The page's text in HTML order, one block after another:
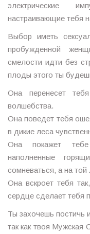
электрические
настраивающие тебя
Выбор иметь
пробужденной
смелости идти без
плоды этого ты
Она перенесет
волшебства.
Она поведет тебя
в дикие леса
Она покажет
наполненные
сомневаться, а на
Она вскроет тебя
сердце сделает тебя
Ты захочешь постичь
так как твоя Мужская